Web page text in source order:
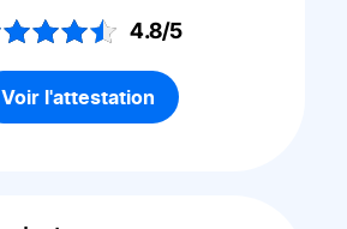
4.8/5
Voir l'attestation